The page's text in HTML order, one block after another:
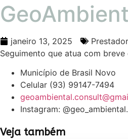
janeiro 13, 2025
Seguimento que atua com
Município de Brasil Novo
Celular (93) 99147-7494
Instagram:
Veja também